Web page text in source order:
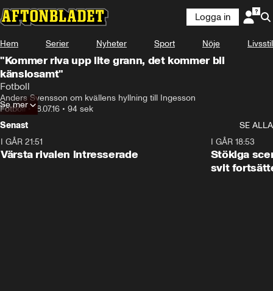
Logga in
Hem Serier Nyheter Sport Nöje Livsstil
"Kommer riva upp lite grann, det kommer bli
känslosamt"
Fotboll
Anders Svensson om kvällens hyllning till Ingesson
Fotboll•18.07.16 • 94 sek
Se mer
Senast
SE ALLA
I GÅR 21:51
Värsta rivalen intresserade
I GÅR 18:53
Stökiga
svit